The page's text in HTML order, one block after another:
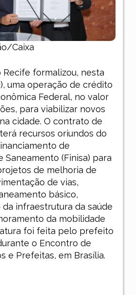
Caixa
Recife formalizou, nesta
uma operação de crédito
Federal, no valor
para viabilizar novos
cidade. O contrato de
recursos oriundos do
de
Saneamento (Finisa) para
de melhoria de
de vias,
básico,
infraestrutura da saúde
da mobilidade
foi feita pelo prefeito
o Encontro de
e Prefeitas, em Brasília.